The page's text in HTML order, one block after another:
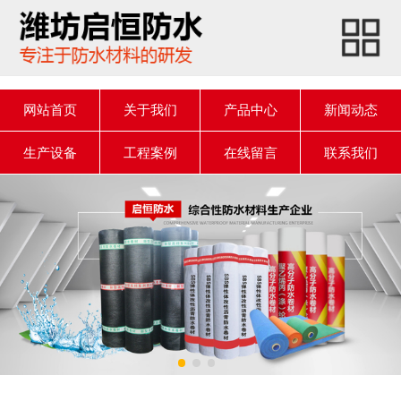
产品中心
新闻动态
生产设备
工程案例
产品知识
在线留言
网站首页 关于我们 产品中心 新闻动态
生产设备 工程案例 在线留言 联系我们